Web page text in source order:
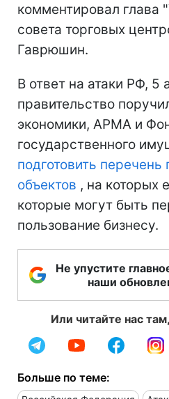
комментировал глава
совета торговых
Гаврюшин.
В ответ на атаки РФ, 5
правительство
экономики, АРМА и
государственного
подготовить
объектов , на которых
которые могут быть
пользование бизнесу.
Не упустите
наши
Или читайте нас
Больше по теме: